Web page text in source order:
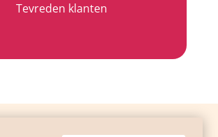
Tevreden klanten